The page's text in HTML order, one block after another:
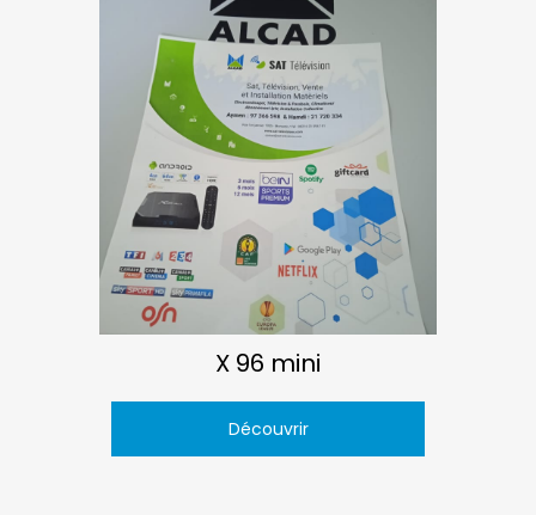
X 96 mini
Découvrir